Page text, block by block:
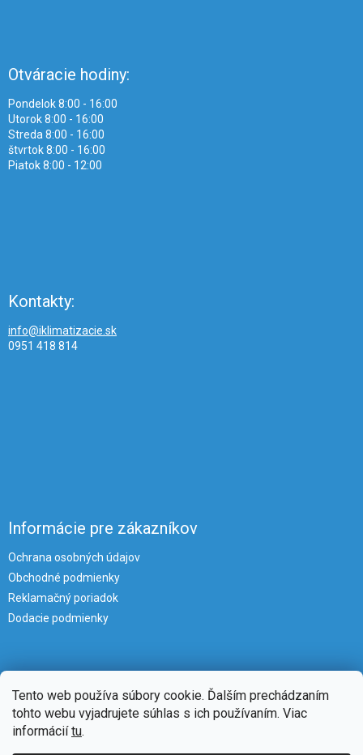
Tento web používa súbory cookie. Ďalším prechádzaním
tohto webu vyjadrujete súhlas s ich používaním. Viac
informáciítu.
Otváracie hodiny:
Pondelok 8:00 - 16:00
Utorok 8:00 - 16:00
Streda 8:00 - 16:00
štvrtok 8:00 - 16:00
Piatok 8:00 - 12:00
Kontakty:
info@iklimatizacie.sk
0951 418 814
Informácie pre zákazníkov
Ochrana osobných údajov
Obchodné podmienky
Reklamačný poriadok
Dodacie podmienky